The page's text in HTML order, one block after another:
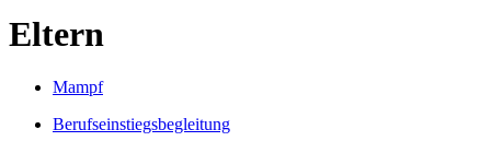
Eltern
Mampf
Berufseinstiegsbegleitung